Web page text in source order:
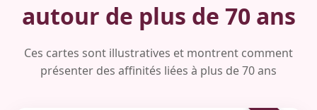
autour de plus de 70 ans
Ces cartes sont illustratives et montrent comment
présenter des affinités liées à plus de 70 ans